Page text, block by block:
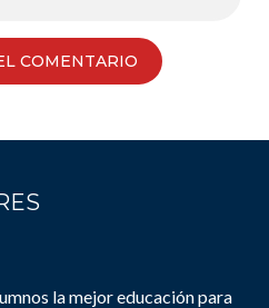
la mejor educación para